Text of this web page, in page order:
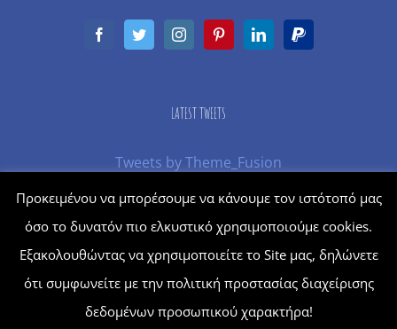
LATEST TWEETS
Tweets by Theme_Fusion
© Copyright2026 | Powered byMoving Up
Προκειμένου να μπορέσουμε να κάνουμε τον ιστότοπό μας
όσο το δυνατόν πιο ελκυστικό χρησιμοποιούμε cookies.
Εξακολουθώντας να χρησιμοποιείτε το Site μας, δηλώνετε
ότι συμφωνείτε με την πολιτική προστασίας διαχείρισης
δεδομένων προσωπικού χαρακτήρα!